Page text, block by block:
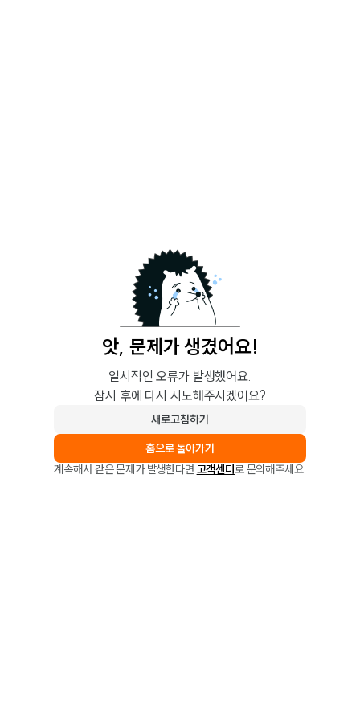
앗, 문제가 생겼어요!
일시적인 오류가 발생했어요.
잠시 후에 다시 시도해주시겠어요?
새로고침하기
홈으로 돌아가기
계속해서 같은 문제가 발생한다면 고객센터로 문의해주세요.